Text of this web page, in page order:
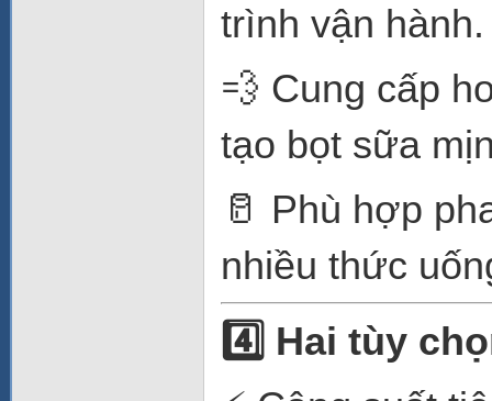
trình vận hành.
💨 Cung cấp
tạo bọt sữa
🥛 Phù hợp
nhiều thức
4️ Hai tùy